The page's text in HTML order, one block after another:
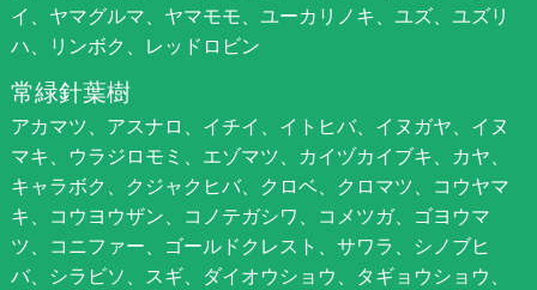
イ、ヤマグルマ、ヤマモモ、ユーカリノキ、ユズ、ユズリ
ハ、リンボク、レッドロビン
常緑針葉樹
アカマツ、アスナロ、イチイ、イトヒバ、イヌガヤ、イヌ
マキ、ウラジロモミ、エゾマツ、カイヅカイブキ、カヤ、
キャラボク、クジャクヒバ、クロベ、クロマツ、コウヤマ
キ、コウヨウザン、コノテガシワ、コメツガ、ゴヨウマ
ツ、コニファー、ゴールドクレスト、サワラ、シノブヒ
バ、シラビソ、スギ、ダイオウショウ、タギョウショウ、